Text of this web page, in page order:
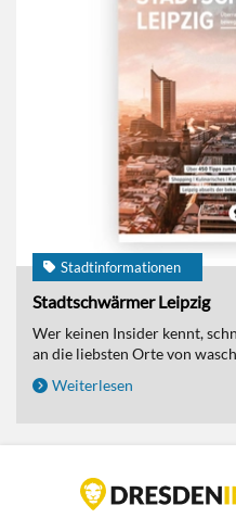
Stadtinformationen
Stadtschwärmer Leipzig
Wer keinen Insider kennt,
an die liebsten Orte von
Weiterlesen